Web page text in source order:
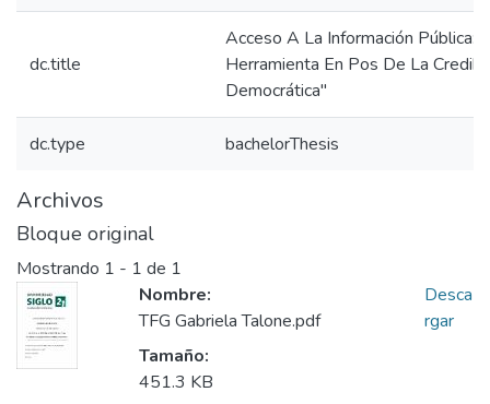
dc.title
Acceso A La Información Pública:
Herramienta En Pos De La
Democrática"
dc.type bachelorThesis
Archivos
Bloque original
Mostrando 1 - 1 de 1
Nombre:
TFG Gabriela Talone.pdf
Tamaño:
451.3 KB
Desca
rgar